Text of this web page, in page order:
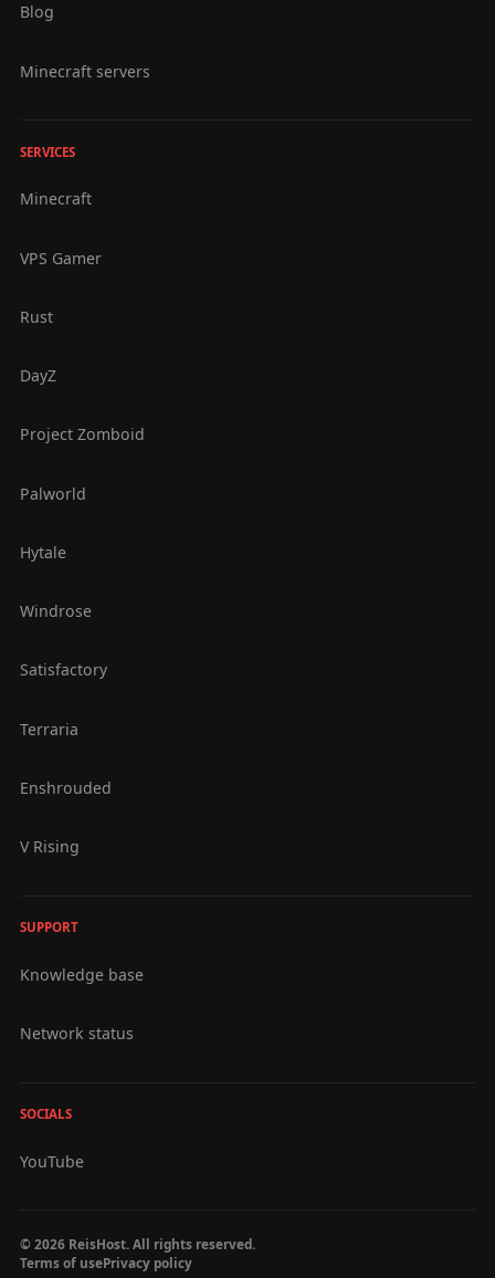
Blog
Minecraft servers
SERVICES
Minecraft
VPS Gamer
Rust
DayZ
Project Zomboid
Palworld
Hytale
Windrose
Satisfactory
Terraria
Enshrouded
V Rising
SUPPORT
Knowledge base
Network status
SOCIALS
YouTube
© 2026 ReisHost. All rights reserved.
Terms of usePrivacy policy